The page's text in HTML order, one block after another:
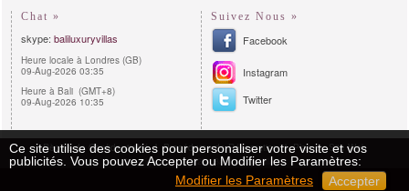
Chat »
skype: baliluxuryvillas
Heure locale à Londres (GB)
09-Aug-2026 03:35
Heure à Bali (GMT+8)
09-Aug-2026 10:35
Suivez Nous »
Facebook
Instagram
Twitter
Règles de Confidentialité Procédures de Réservation Plan du Site Web
Copyright 2011 - 2026 | Bali Luxury Villas™
Ce site utilise des cookies pour personaliser votre visite et vos
publicités. Vous pouvez Accepter ou Modifier les Paramètres:
Modifier les Paramètres
Accepter